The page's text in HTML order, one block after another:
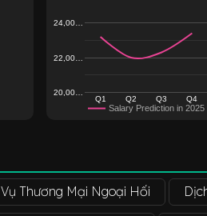
Salary Prediction in 2025
Q1 Q2 Q3 Q4
20,00…
22,00…
24,00…
Thương Mại Ngoại Hối